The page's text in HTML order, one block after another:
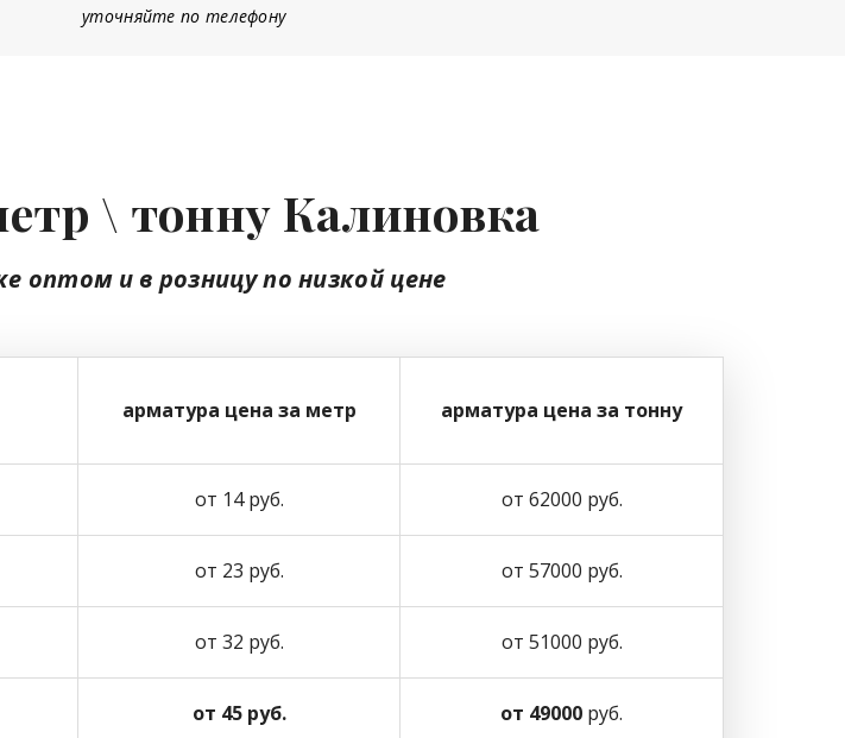
уточняйте по телефону
\ тонну Калиновка
оптоми в розницупо низкой цене
арматура цена за метр арматура цена за тонну
от 14 руб. от 62000 руб.
от 23 руб. от 57000 руб.
от 32 руб. от 51000 руб.
от 45 руб. от 49000 руб.